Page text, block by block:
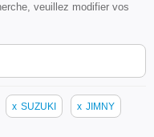
veuillez modifier vos
x SUZUKI x JIMNY